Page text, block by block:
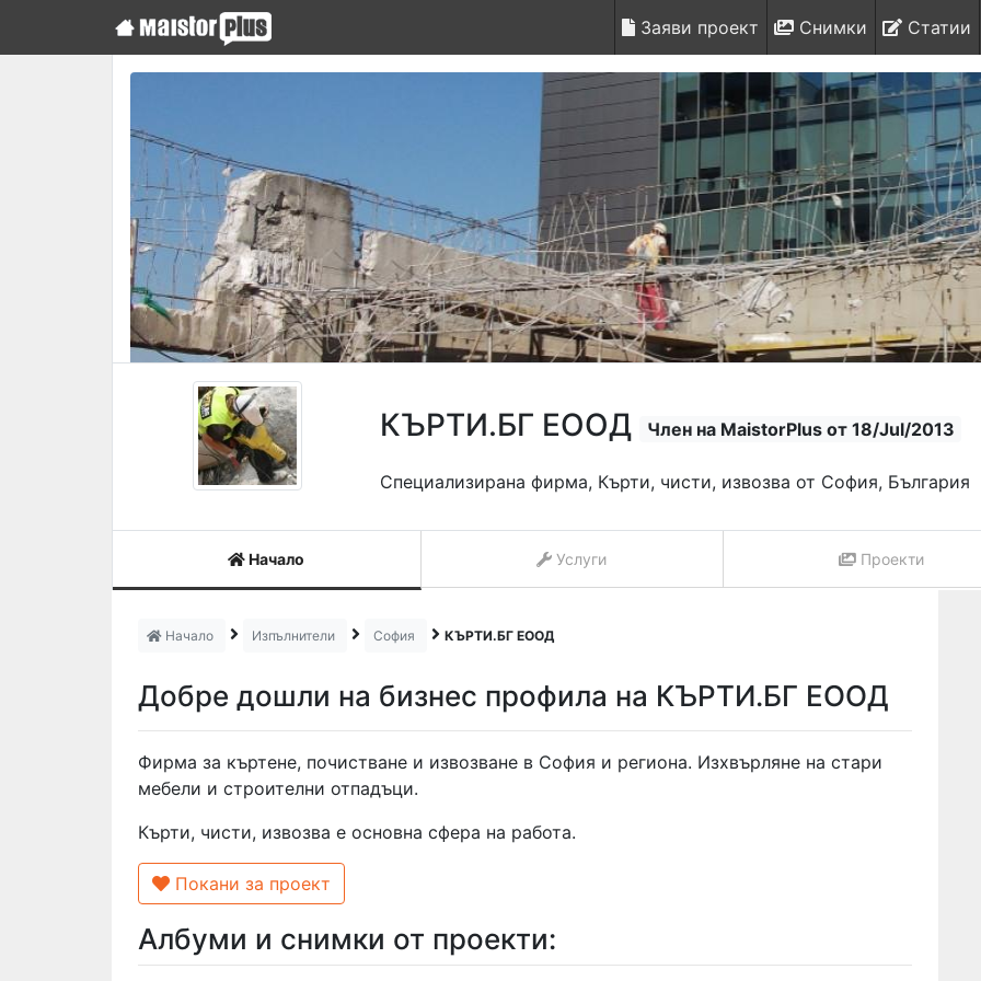
Заяви проект Снимки Статии
КЪРТИ.БГ ЕООД Член на MaistorPlus от 18/Jul/2013
Специализирана фирма, Кърти, чисти, извозва от София, България
Начало Услуги Проекти
Начало Изпълнители София КЪРТИ.БГ ЕООД
Добре дошли на бизнес профила на КЪРТИ.БГ ЕООД
Фирма за къртене, почистване и извозване в София и региона. Изхвърляне на стари
мебели и строителни отпадъци.
Кърти, чисти, извозва е основна сфера на работа.
Покани за проект
Албуми и снимки от проекти: